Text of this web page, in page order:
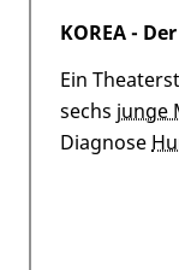
KOREA -
Ein
sechs junge
Diagnose